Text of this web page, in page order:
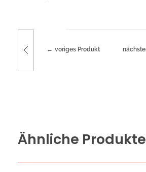
voriges Produkt
Ähnliche Produkte